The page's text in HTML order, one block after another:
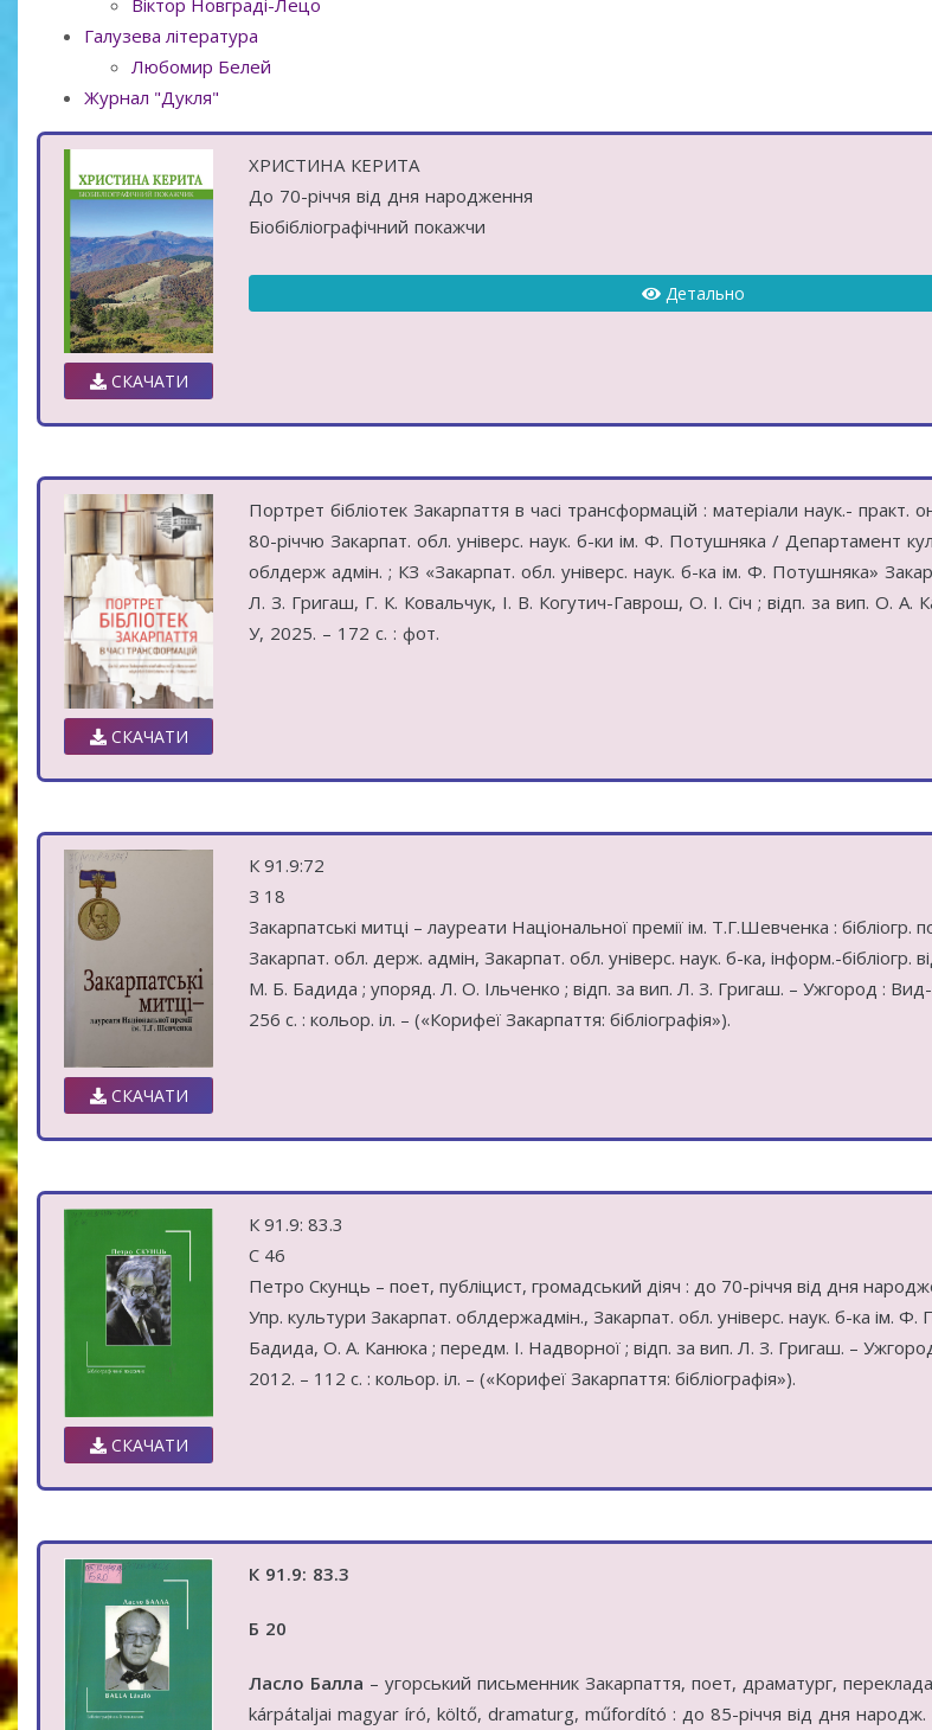
Віктор Новграді-Лецо
Галузева література
Любомир Белей
Журнал "Дукля"
СКАЧАТИ
ХРИСТИНА КЕРИТА
До 70-річчя від дня народження
Біобібліографічний покажчи
Детально
СКАЧАТИ
Портрет бібліотек Закарпаття в часі трансформацій : матеріали наук.- практ.
80-річчю Закарпат. обл. універс. наук. б-ки ім. Ф. Потушняка / Департамент
облдерж адмін. ; КЗ «Закарпат. обл. універс. наук. б-ка ім. Ф. Потушняка»
Л. З. Григаш, Г. К. Ковальчук, І. В. Когутич-Гаврош, О. І. Січ ; відп. за вип. О. А.
У, 2025. – 172 с. : фот.
СКАЧАТИ
К 91.9:72
З 18
Закарпатські митці – лауреати Національної премії ім. Т.Г.Шевченка : бібліогр.
Закарпат. обл. держ. адмін, Закарпат. обл. універс. наук. б-ка, інформ.-бібліогр.
М. Б. Бадида ; упоряд. Л. О. Ільченко ; відп. за вип. Л. З. Григаш. – Ужгород :
256 с. : кольор. іл. – («Корифеї Закарпаття: бібліографія»).
СКАЧАТИ
К 91.9: 83.3
С 46
Петро Скунць – поет, публіцист, громадський діяч : до 70-річчя від дня
Упр. культури Закарпат. облдержадмін., Закарпат. обл. універс. наук. б-ка ім.
Бадида, О. А. Канюка ; передм. І. Надворної ; відп. за вип. Л. З. Григаш. –
2012. – 112 c. : кольор. іл. – («Корифеї Закарпаття: бібліографія»).
К 91.9: 83.3
Б 20
Ласло Балла – угорський письменник Закарпаття, поет, драматург,
kárpátaljai magyar író, költő, dramaturg, műfordító : до 85-річчя від дня народж. :